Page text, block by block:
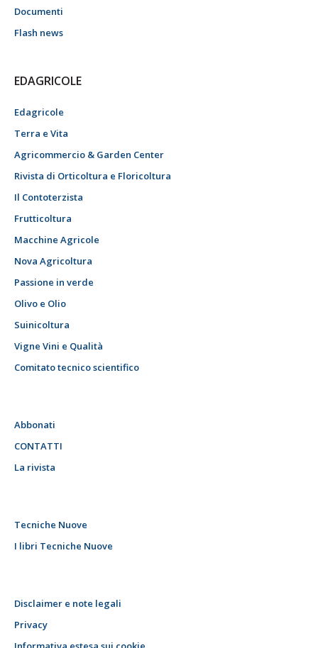
Documenti
Flash news
EDAGRICOLE
Edagricole
Terra e Vita
Agricommercio & Garden Center
Rivista di Orticoltura e Floricoltura
Il Contoterzista
Frutticoltura
Macchine Agricole
Nova Agricoltura
Passione in verde
Olivo e Olio
Suinicoltura
Vigne Vini e Qualità
Comitato tecnico scientifico
Abbonati
CONTATTI
La rivista
Tecniche Nuove
I libri Tecniche Nuove
Disclaimer e note legali
Privacy